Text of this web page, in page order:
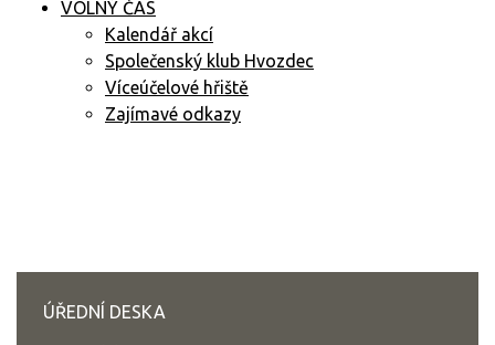
VOLNÝ ČAS
Kalendář akcí
Společenský klub Hvozdec
Víceúčelové hřiště
Zajímavé odkazy
ÚŘEDNÍ DESKA